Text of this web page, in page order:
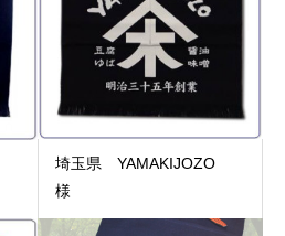
埼玉県 YAMAKIJOZO
様